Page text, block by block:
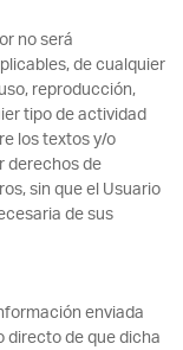
no será
de cualquier
reproducción,
tipo de actividad
los textos y/o
derechos de
sin que el Usuario
de sus
enviada
directo de que dicha